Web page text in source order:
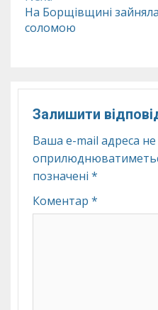
На Борщівщині
соломою
Залишити
Ваша e-mail адреса не
позначені *
Коментар *